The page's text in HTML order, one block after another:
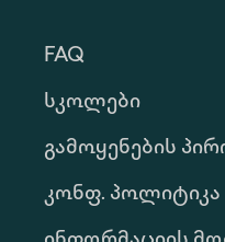
FAQ
Სკოლები
Გამოყენების
Კონფ. Პოლიტიკა